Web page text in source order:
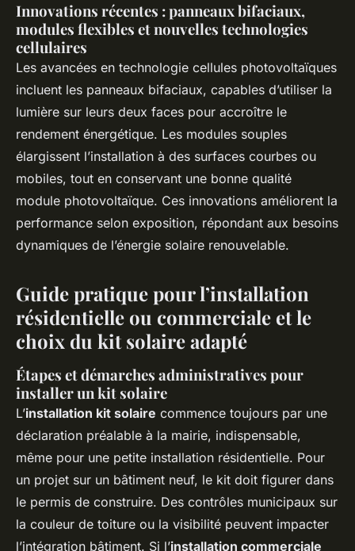
Innovations récentes : panneaux bifaciaux,
modules flexibles et nouvelles technologies
cellulaires
Les avancées en technologie cellules photovoltaïques
incluent les panneaux bifaciaux, capables d’utiliser la
lumière sur leurs deux faces pour accroître le
rendement énergétique. Les modules souples
élargissent l’installation à des surfaces courbes ou
mobiles, tout en conservant une bonne qualité
module photovoltaïque. Ces innovations améliorent la
performance selon exposition, répondant aux besoins
dynamiques de l’énergie solaire renouvelable.
Guide pratique pour l’installation
résidentielle ou commerciale et le
choix du kit solaire adapté
Étapes et démarches administratives pour
installer un kit solaire
L’installation kit solaire commence toujours par une
déclaration préalable à la mairie, indispensable,
même pour une petite installation résidentielle. Pour
un projet sur un bâtiment neuf, le kit doit figurer dans
le permis de construire. Des contrôles municipaux sur
la couleur de toiture ou la visibilité peuvent impacter
l’intégration bâtiment. Si l’installation commerciale